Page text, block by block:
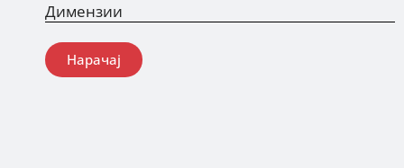
Димензии
Нарачај